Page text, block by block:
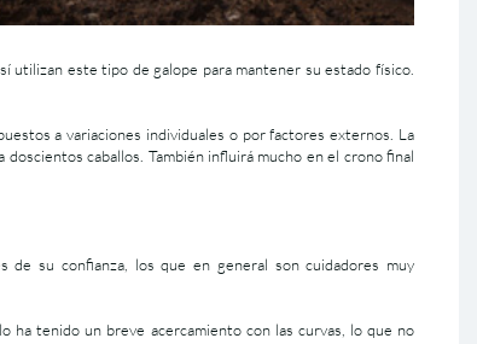
utilizan este tipo de galope para mantener su estado físico.
a variaciones individuales o por factores externos. La
caballos. También influirá mucho en el crono final
de su confianza, los que en general son cuidadores muy
ha tenido un breve acercamiento con las curvas, lo que no